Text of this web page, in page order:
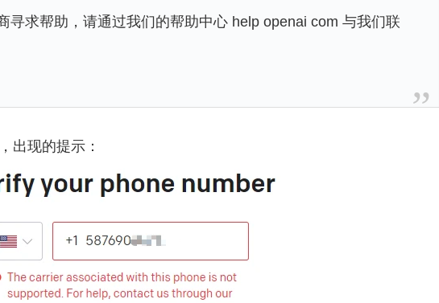
寻求帮助，请通过我们的帮助中心 help openai com 与我们联
出现的提示：